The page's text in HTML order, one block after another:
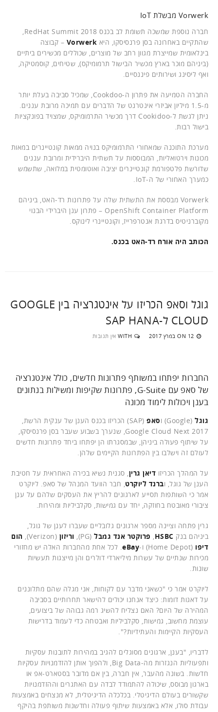
Vorwerk מבשלת IoT
חברה נוספת שמשכה תשומת לב בכנס RedHat Summit 2018,
שהתקיים באחרונה בסן פרנסיסקו, היא Vorwerk – קבוצה
בינלאומית שמייצרת מגוון רחב של מוצרים, שכוללים מכשירים ביתיים
(ביניהם מוכר בארץ מכשיר הבישול תרמומיקס), שטיחים, קוסמטיקה,
ואף ליסינג ושירותים פיננסיים.
החברה הטמיעה את פתרון ה-Cookdoo, שמכיל סביבה בעלת יותר
מ-1.5 מיליון אביזרי אינטרנט של הדברים עם תמיכה מרובת עננים.
ניתן לגשת ל-Cookidoo דרך מכשיר התרמומיקס, שמצויד בפונקציות
בישול רבות.
מערכת התוכנה שמאחורי התרמומיקס בנויה ממאות קונטיינרים במאות
מכונות וירטואליות, המבוססות על תשתית היברידית ומרובת עננים
שדורשת פלטפורמת קונטיינרים יציבה ואוטומטית במלואה, שתשמש
כמערך האחורי של ה-IoT.
Vorwerk מבססת את התשתית שלה על פתרונות רד-האט, ביניהם
OpenShift Container Platform – פתרון ענן היברידי הבנוי
מקוברניטיס בדרגת אנטרפרייז, וקונטיינרי לינוקס.
הכותב היה אורח רד-האט בכנס.
גוגל וסאפ הכריזו על אינטגרציה בין GOOGLE
CLOUD ל-SAP HANA
ON 12 במרץ 2017 WITH אין תגובות
החברות יפתחו במשותף פתרונות חדשים, כולל אינטגרציה
של סאפ עם G-Suite, פתרונות שקיפות ומשילות בנתונים
בענן ויכולות לימוד מכונה
גוגל (Google) ו סאפ
(SAP) הכריזו בכנס הענן של ענקית הרשת,
Google Cloud Next 2017, שנערך בשבוע שעבר בסן פרנסיסקו,
על שיתוף פעולה ביניהן, שבמסגרתו הן יפתחו ביחד פתרונות חדשים
לעולם זה וישלבו בין הפתרונות הקיימים שלהן.
על המהלך הכריזו דיאן גרין, סגנית נשיא בכירה האחראית על חטיבת
הענן של גוגל, וברנד ליוקרט, חבר הוועד המנהל של סאפ. ליוקרט
אמר כי השותפות תסייע לארגונים להריץ את העסקים שלהם על ענן
ציבורי מאובטח בחוזקה, יחד עם גמישות, סקלביליות ומהירות.
גרין פתחה וציינה מספר ארגונים גלובליים שעברו לענן של גוגל,
ביניהם בנק HSBC
, פרוקטר אנד גמבל (PG), וריזון (Verizon),
הום
דיפו (Home Depot) ו- eBay. לכל אחת מהחברות האלה יש מחזורי
מכירות שנתיים של עשרות מיליארדי דולרים והן מייצגות תעשיות
שונות.
ליוקרט אמר כי "כשאני מדבר עם לקוחות, אני מגלה שהם מתלוננים
על דאגות דומות: כיצד אנחנו יכולים להישאר תחרותיים בסביבה
המהירה של היום? האם נצליח להשיג רמה גבוהה של ביצועים,
עוצמת מחשוב, גמישות, סקלביליות ואבטחה כדי לעמוד בדרישות
העסקיות הקיימות והעתידיות?".
לדבריו, "בענן, ארגונים מסוגלים להגיב במהירות לתובנות עסקיות
ותפעוליות הנגזרות מה-Big Data, ולהפוך אותן להזדמנויות עסקיות
חדשות. בשונה מהעבר, אין חברה, בין אם מדובר בסטארט-אפ או
בארגון מבוסס, שיכולה להתמודד לבדה עם האתגרים וההזדמנויות
שקשורים בעולם הדיגיטלי. בכלכלה הדיגיטלית, לא מנצחים באמצעות
עבודת סולו, אלא באמצעות שיתוף פעולה וחדשנות משותפת בהיקף